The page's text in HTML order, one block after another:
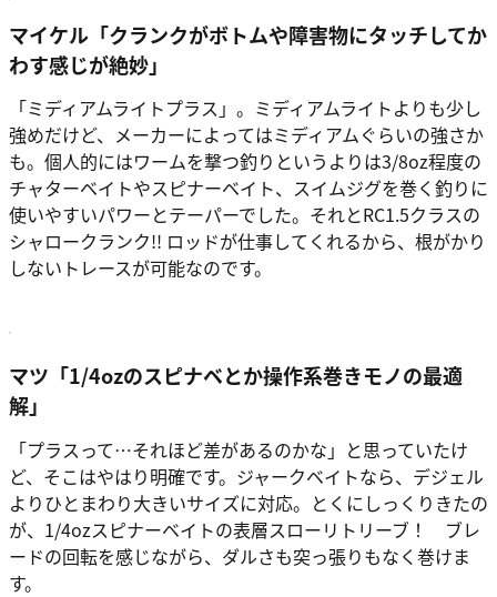
マイケル「クランクがボトムや障害物にタッチしてか
わす感じが絶妙」
「ミディアムライトプラス」。ミディアムライトよりも少し
強めだけど、メーカーによってはミディアムぐらいの強さか
も。個人的にはワームを撃つ釣りというよりは3/8oz程度の
チャターベイトやスピナーベイト、スイムジグを巻く釣りに
使いやすいパワーとテーパーでした。それとRC1.5クラスの
シャロークランク!! ロッドが仕事してくれるから、根がかり
しないトレースが可能なのです。
マツ「1/4ozのスピナベとか操作系巻きモノの最適
解」
「プラスって…それほど差があるのかな」と思っていたけ
ど、そこはやはり明確です。ジャークベイトなら、デジェル
よりひとまわり大きいサイズに対応。とくにしっくりきたの
が、1/4ozスピナーベイトの表層スローリトリーブ！ ブレ
ードの回転を感じながら、ダルさも突っ張りもなく巻けま
す。